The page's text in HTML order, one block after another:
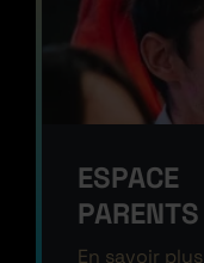
ESPACE
PARENTS
En savoir plus